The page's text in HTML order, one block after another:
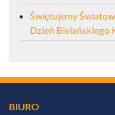
Świętujemy
Dzień Bielańskiego
BIURO